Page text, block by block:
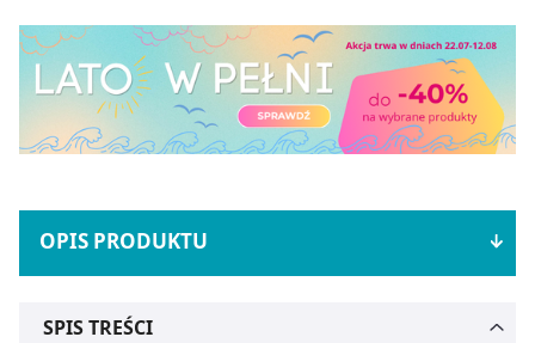
OPIS PRODUKTU
SPIS TREŚCI